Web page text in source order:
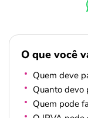
O que você
Quem deve
Quanto devo
Quem pode